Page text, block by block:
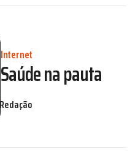
Internet
Saúde na pauta
Redação